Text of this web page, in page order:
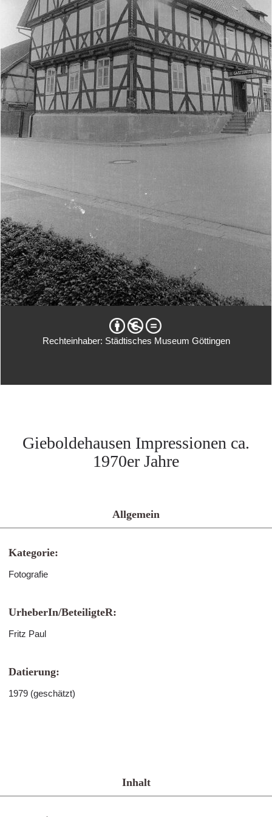
Rechteinhaber: Städtisches Museum Göttingen
Gieboldehausen Impressionen ca.
1970er Jahre
Allgemein
Kategorie:
Fotografie
UrheberIn/BeteiligteR:
Fritz Paul
Datierung:
1979 (geschätzt)
Inhalt